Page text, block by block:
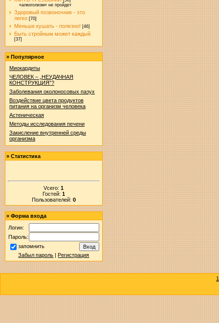
«алкоголизм» не пройдет
Здоровый позвоночник - это
легко [70]
Меньше кушать - полезно! [46]
Быть стройным может каждый
[37]
» Популярное
Миокардиты
ЧЕЛОВЕК – „НЕУДАЧНАЯ
КОНСТРУКЦИЯ”?
Заболевания околоносовых пазух
Воздействие цвета продуктов
питания на организм человека
Астеническая
Методы исследования печени
Закисление внутренней среды
организма
» Статистика
Vсего:1
Гостей: 1
Пользователей: 0
» Форма входа
Логин:
Пароль:
запомнить
Забыл пароль |Регистрация